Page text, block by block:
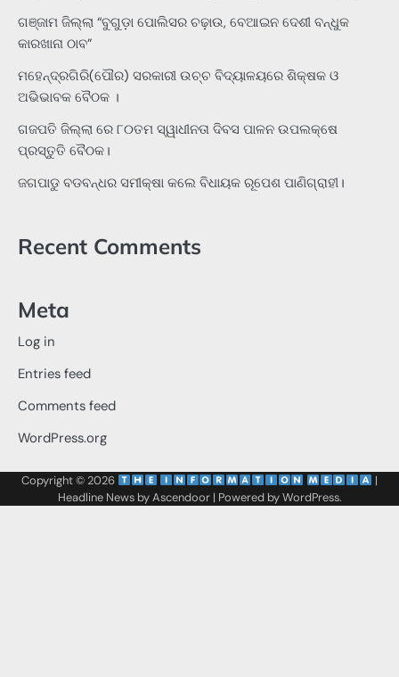
ଗଞ୍ଜାମ ଜିଲ୍ଲା “ବୁଗୁଡ଼ା ପୋଲିସର ଚଢ଼ାଉ, ବେଆଇନ ଦେଶୀ ବନ୍ଧୁକ
କାରଖାନା ଠାବ”
ମହେନ୍ଦ୍ରଗିରି(ପୌର) ସରକାରୀ ଉଚ୍ଚ ବିଦ୍ୟାଳୟରେ ଶିକ୍ଷକ ଓ
ଅଭିଭାବକ ବୈଠକ ।
ଗଜପତି ଜିଲ୍ଲା ରେ ୮୦ତମ ସ୍ୱାଧୀନତା ଦିବସ ପାଳନ ଉପଲକ୍ଷେ
ପ୍ରସ୍ତୁତି ବୈଠକ।
ଜଗପାଡୁ ବଡବନ୍ଧର ସମୀକ୍ଷା କଲେ ବିଧାୟକ ରୂପେଶ ପାଣିଗ୍ରାହୀ।
Recent Comments
Meta
Log in
Entries feed
Comments feed
WordPress.org
Copyright © 2026
|
Headline News byAscendoor| Powered byWordPress.